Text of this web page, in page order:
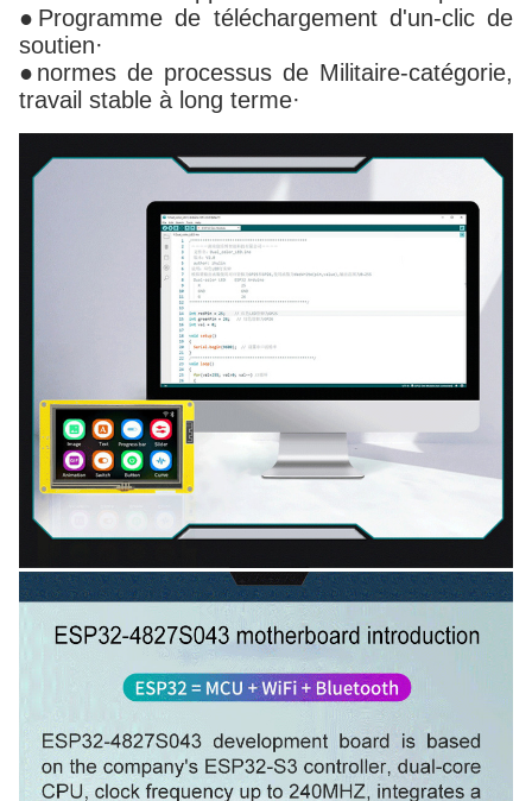
●Programme de téléchargement d'un-clic de
soutien·
●normes de processus de Militaire-catégorie,
travail stable à long terme·